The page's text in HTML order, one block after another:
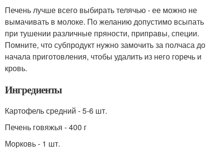
Печень лучше всего выбирать телячью - ее можно не
вымачивать в молоке. По желанию допустимо всыпать
при тушении различные пряности, приправы, специи.
Помните, что субпродукт нужно замочить за полчаса до
начала приготовления, чтобы удалить из него горечь и
кровь.
Ингредиенты
Картофель средний - 5-6 шт.
Печень говяжья - 400 г
Морковь - 1 шт.